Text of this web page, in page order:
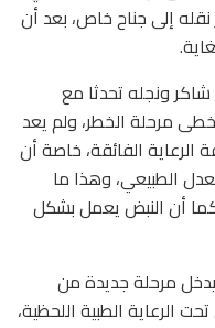
إلى جناح خاص، بعد أن
ونجله تحدثا مع
مرحلة الخطر، ولم يعد
الرعاية الفائقة، خاصة أن
الطبيعي، وهذا ما
أن النبض يعمل بشكل
مرحلة جديدة من
الرعاية الطبية اللحظية،